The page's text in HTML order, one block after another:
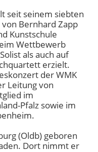
seit seinem siebten
Bernhard Zapp
Kunstschule
Wettbewerb
als auch auf
erzielt.
der WMK
Leitung von
im
Pfalz sowie im
(Oldb) geboren
Dort nimmt er